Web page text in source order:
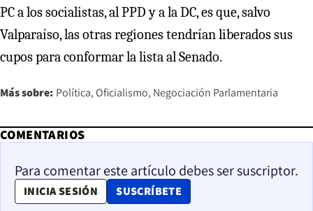
PC a los socialistas, al PPD y a la DC, es que, salvo
Valparaíso, las otras regiones tendrían liberados sus
cupos para conformar la lista al Senado.
Más sobre: Política Oficialismo Negociación Parlamentaria
COMENTARIOS
Para comentar este artículo debes ser suscriptor.
INICIA SESIÓN SUSCRÍBETE
OPENS IN NEW WINDOW